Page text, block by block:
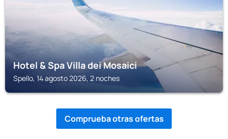
Hotel & Spa Villa dei Mosaici
Spello, 14 agosto 2026, 2 noches
Comprueba otras ofertas